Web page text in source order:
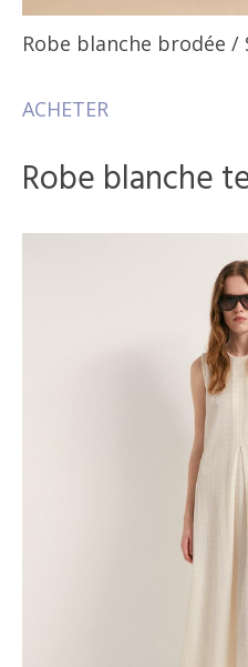
Robe blanche brodée /
ACHETER
Robe blanche